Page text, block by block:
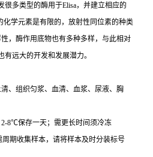
很多类型的酶用于Elisa，并建立相应的
化学元素是有限的，放射性同位素的种类
，酶作用底物也有多种多样，与此相对
远大的开发和发展潜力。
、组织匀浆、血清、血浆、尿液、胸
2-8℃保存一天；需更长时间须冷冻
周期收集样本，请将样本及时分装标号